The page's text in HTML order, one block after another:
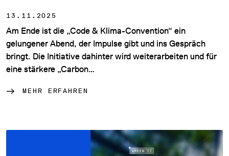
13.11.2025
Am Ende ist die „Code & Klima-Convention“ ein
gelungener Abend, der Impulse gibt und ins Gespräch
bringt. Die Initiative dahinter wird weiterarbeiten und für
eine stärkere „Carbon…
MEHR ERFAHREN